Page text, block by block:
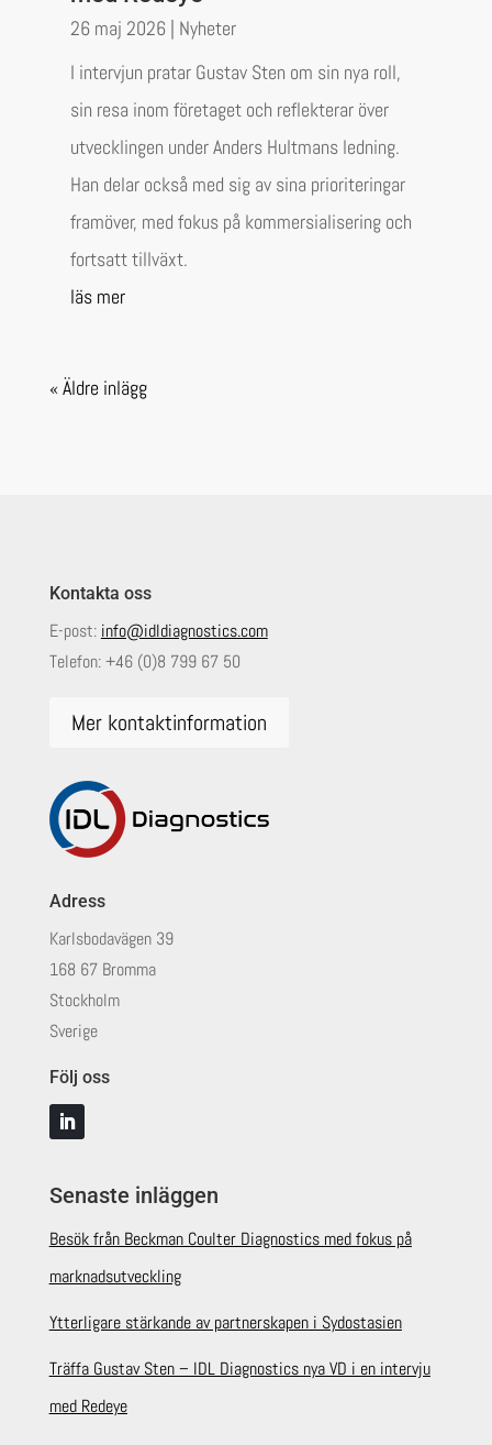
26 maj 2026| Nyheter
I intervjun pratar Gustav Sten om sin nya roll,
sin resa inom företaget och reflekterar över
utvecklingen under Anders Hultmans ledning.
Han delar också med sig av sina prioriteringar
framöver, med fokus på kommersialisering och
fortsatt tillväxt.
läs mer
« Äldre inlägg
Kontakta oss
E-post: info@idldiagnostics.com
Telefon:+46 (0)8 799 67 50
Mer kontaktinformation
Adress
Karlsbodavägen 39
168 67 Bromma
Stockholm
Sverige
Följ oss
Senaste inläggen
Besök från Beckman Coulter Diagnostics med fokus på
marknadsutveckling
Ytterligare stärkande av partnerskapen i Sydostasien
Träffa Gustav Sten – IDL Diagnostics nya VD i en intervju
med Redeye